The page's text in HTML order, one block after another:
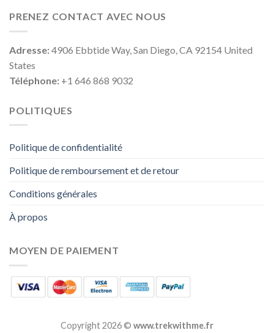
PRENEZ CONTACT AVEC NOUS
Adresse:4906 Ebbtide Way, San Diego, CA 92154 United
States
Téléphone: +1 646 868 9032
POLITIQUES
Politique de confidentialité
Politique de remboursement et de retour
Conditions générales
À propos
MOYEN DE PAIEMENT
Copyright 2026 © www.trekwithme.fr